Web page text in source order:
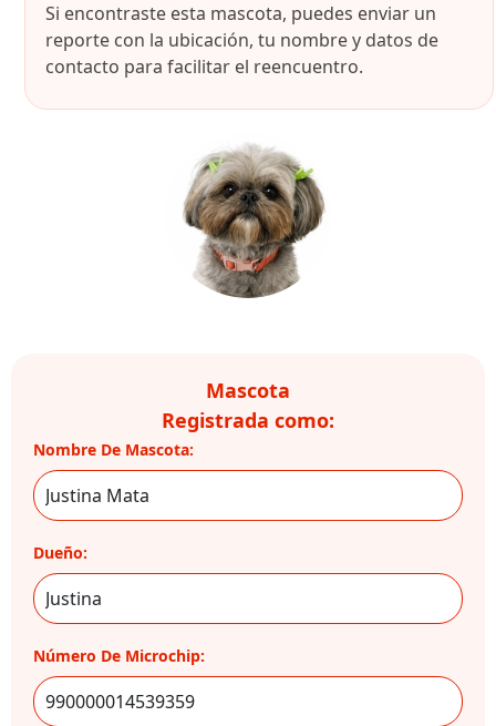
Si encontraste esta mascota, puedes enviar un
reporte con la ubicación, tu nombre y datos de
contacto para facilitar el reencuentro.
Mascota
Registrada como:
Nombre De Mascota:
Dueño:
Número De Microchip: